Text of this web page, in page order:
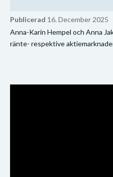
Publicerad 16. December 2025
Anna-Karin Hempel och Anna
ränte- respektive